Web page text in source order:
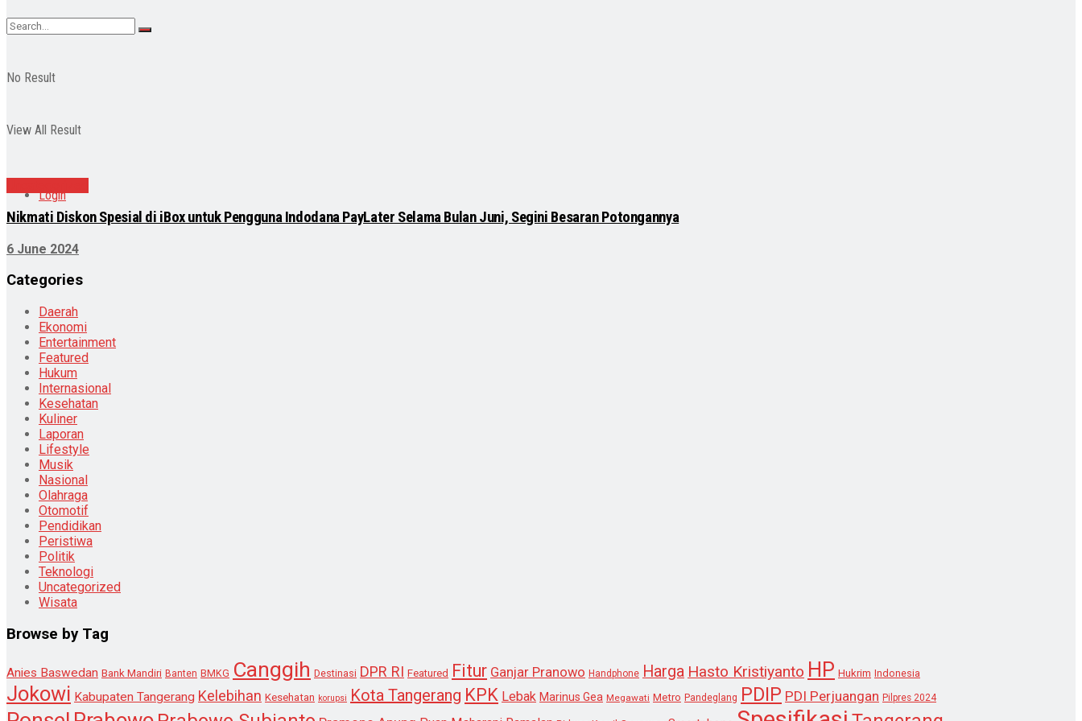
No Result
View All Result
Login
Nikmati Diskon Spesial di iBox untuk Pengguna Indodana PayLater Selama Bulan Juni, Segini Besaran Potongannya
6 June 2024
Categories
Daerah
Ekonomi
Entertainment
Featured
Hukum
Internasional
Kesehatan
Kuliner
Laporan
Lifestyle
Musik
Nasional
Olahraga
Otomotif
Pendidikan
Peristiwa
Politik
Teknologi
Uncategorized
Wisata
Browse by Tag
Anies Baswedan Bank Mandiri Banten BMKG Canggih Destinasi DPR RI Featured Fitur Ganjar Pranowo Handphone Harga Hasto Kristiyanto HP Hukrim Indonesia
Jokowi Kabupaten Tangerang Kelebihan Kesehatan korupsi Kota Tangerang KPK Lebak Marinus Gea Megawati Metro Pandeglang PDIP PDI Perjuangan Pilpres 2024